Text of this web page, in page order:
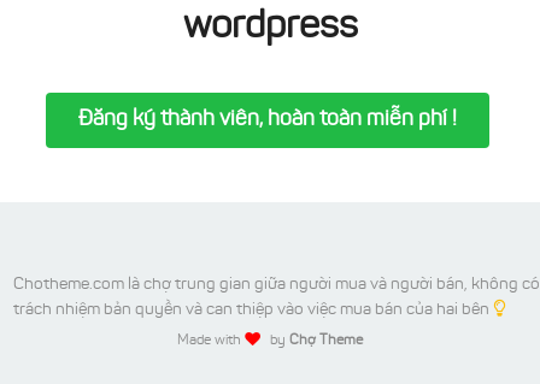
wordpress
Đăng ký thành viên, hoàn toàn miễn phí !
Chotheme.com là chợ trung gian giữa người mua và người bán, không có
trách nhiệm bản quyền và can thiệp vào việc mua bán của hai bên
Made with by Chợ Theme